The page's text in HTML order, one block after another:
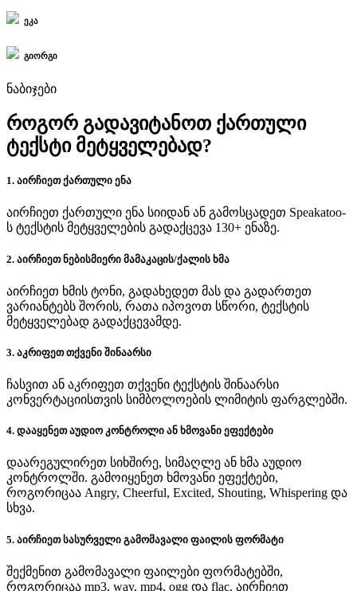
ეკა
გიორგი
ნაბიჯები
როგორ გადავიტანოთ ქართული
ტექსტი მეტყველებად?
1. აირჩიეთ ქართული ენა
აირჩიეთ ქართული ენა სიიდან ან გამოსცადეთ Speakatoo-
ს ტექსტის მეტყველების გადაქცევა 130+ ენაზე.
2. აირჩიეთ ნებისმიერი მამაკაცის/ქალის ხმა
აირჩიეთ ხმის ტონი, გადახედეთ მას და გადართეთ
ვარიანტებს შორის, რათა იპოვოთ სწორი, ტექსტის
მეტყველებად გადაქცევამდე.
3. აკრიფეთ თქვენი შინაარსი
ჩასვით ან აკრიფეთ თქვენი ტექსტის შინაარსი
კონვერტაციისთვის სიმბოლოების ლიმიტის ფარგლებში.
4. დააყენეთ აუდიო კონტროლი ან ხმოვანი ეფექტები
დაარეგულირეთ სიხშირე, სიმაღლე ან ხმა აუდიო
კონტროლში. გამოიყენეთ ხმოვანი ეფექტები,
როგორიცაა Angry, Cheerful, Excited, Shouting, Whispering და
სხვა.
5. აირჩიეთ სასურველი გამომავალი ფაილის ფორმატი
შექმენით გამომავალი ფაილები ფორმატებში,
როგორიცაა mp3, wav, mp4, ogg და flac. აირჩიეთ